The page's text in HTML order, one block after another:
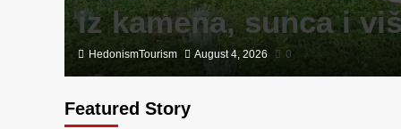
iz kamena, sunca i
HedonismTourism August 4, 2026 0
Featured Story